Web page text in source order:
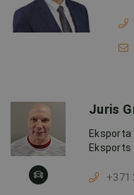
Juris
Eksports
+371